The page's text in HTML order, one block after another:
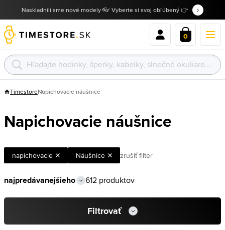
Naskladnili sme nové modely 👓 Vyberte si svoj obľúbený 👉
0
TimestoreNapichovacie náušnice
Napichovacie náušnice
napichovacie Náušnice zrušiť filter
612 produktov
Filtrovať